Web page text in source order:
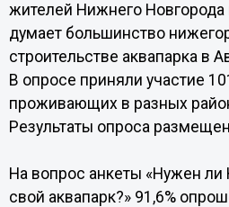
жителей Нижнего Новгорода
думает большинство
строительстве аквапарка в
В опросе приняли участие
проживающих в разных
Результаты опроса
На вопрос анкеты «Нужен
свой аквапарк?» 91,6%